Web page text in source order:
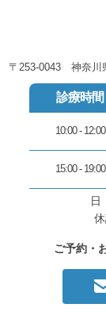
〒253-0043 神奈川
診療時間
10:00 - 12:00
15:00 - 19:00
日
ご予約・